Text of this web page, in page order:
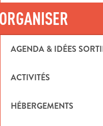
ORGANISER
AGENDA & IDÉES
ACTIVITÉS
HÉBERGEMENTS